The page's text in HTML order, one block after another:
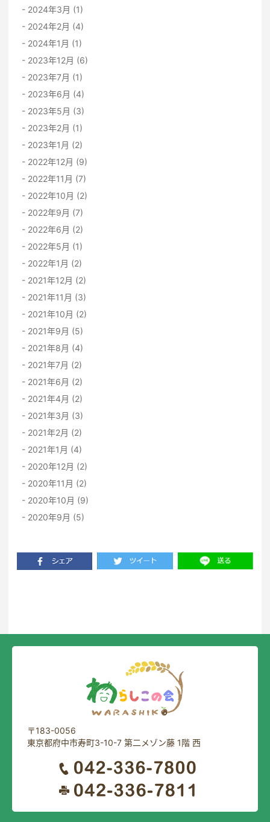
2024年3月 (1)
2024年2月 (4)
2024年1月 (1)
2023年12月 (6)
2023年7月 (1)
2023年6月 (4)
2023年5月 (3)
2023年2月 (1)
2023年1月 (2)
2022年12月 (9)
2022年11月 (7)
2022年10月 (2)
2022年9月 (7)
2022年6月 (2)
2022年5月 (1)
2022年1月 (2)
2021年12月 (2)
2021年11月 (3)
2021年10月 (2)
2021年9月 (5)
2021年8月 (4)
2021年7月 (2)
2021年6月 (2)
2021年4月 (2)
2021年3月 (3)
2021年2月 (2)
2021年1月 (4)
2020年12月 (2)
2020年11月 (2)
2020年10月 (9)
2020年9月 (5)
〒183-0056
東京都府中市寿町3-10-7 第二メゾン藤 1階 西